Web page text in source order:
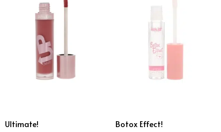
Ultimate! Botox Effect!